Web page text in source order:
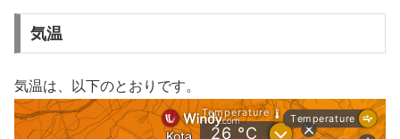
気温
気温は、以下のとおりです。